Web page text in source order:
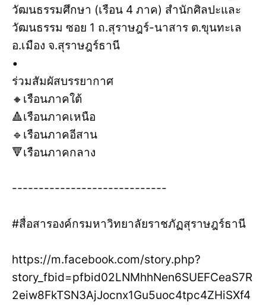
วัฒนธรรมศึกษา (เรือน 4 ภาค) สำนักศิลปะและ
วัฒนธรรม ซอย 1 ถ.สุราษฎร์-นาสาร ต.ขุนทะเล
อ.เมือง จ.สุราษฎร์ธานี
•
ร่วมสัมผัสบรรยากาศ
🔸เรือนภาคใต้
🔺เรือนภาคเหนือ
🔹เรือนภาคอีสาน
🔻เรือนภาคกลาง
-----------------------------
#สื่อสารองค์กรมหาวิทยาลัยราชภัฏสุราษฎร์ธานี
https://m.facebook.com/story.php?
story_fbid=pfbid02LNMhhNen6SUEFCeaS7R
2eiw8FkTSN3AjJocnx1Gu5uoc4tpc4ZHiSXf4